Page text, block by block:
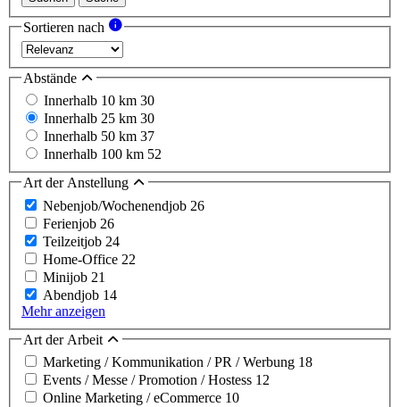
Sortieren nach
Abstände
Innerhalb 10 km 30
Innerhalb 25 km 30
Innerhalb 50 km 37
Innerhalb 100 km 52
Art der Anstellung
Nebenjob/Wochenendjob 26
Ferienjob 26
Teilzeitjob 24
Home-Office 22
Minijob 21
Abendjob 14
Mehr anzeigen
Art der Arbeit
Marketing / Kommunikation / PR / Werbung 18
Events / Messe / Promotion / Hostess 12
Online Marketing / eCommerce 10